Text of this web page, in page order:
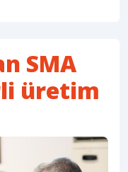
SMA
üretim